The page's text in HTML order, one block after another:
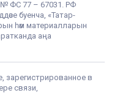
№ ФС 77 – 67031. РФ
буенча, «Татар-
һәм материалларын
аңа
зарегистрированное в
связи,